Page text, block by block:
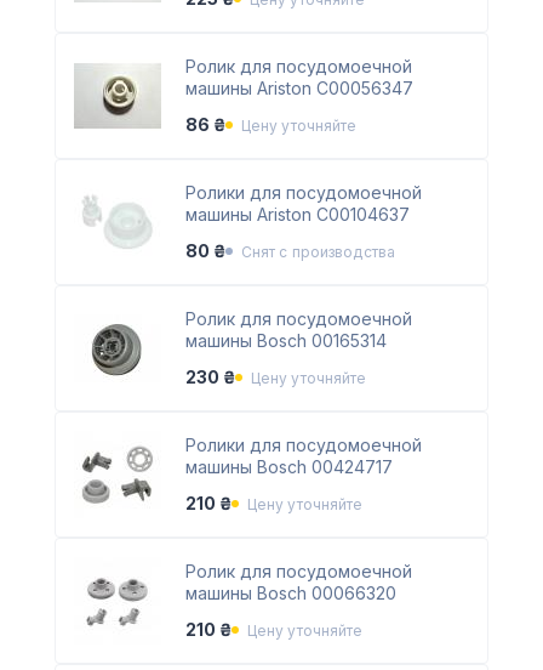
Ролик для посудомоечной
машины Ariston C00056347
86 ₴
Цену уточняйте
Ролики для посудомоечной
машины Ariston C00104637
80 ₴
Снят с производства
Ролик для посудомоечной
машины Bosch 00165314
230 ₴
Цену уточняйте
Ролики для посудомоечной
машины Bosch 00424717
210 ₴
Цену уточняйте
Ролик для посудомоечной
машины Bosch 00066320
210 ₴
Цену уточняйте